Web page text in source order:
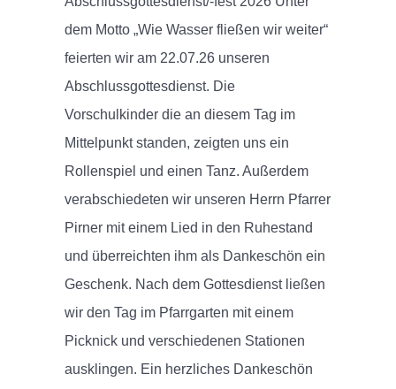
dem Motto „Wie Wasser fließen wir weiter“
feierten wir am 22.07.26 unseren
Abschlussgottesdienst. Die
Vorschulkinder die an diesem Tag im
Mittelpunkt standen, zeigten uns ein
Rollenspiel und einen Tanz. Außerdem
verabschiedeten wir unseren Herrn Pfarrer
Pirner mit einem Lied in den Ruhestand
und überreichten ihm als Dankeschön ein
Geschenk. Nach dem Gottesdienst ließen
wir den Tag im Pfarrgarten mit einem
Picknick und verschiedenen Stationen
ausklingen. Ein herzliches Dankeschön